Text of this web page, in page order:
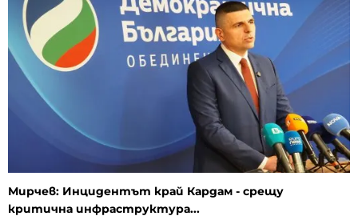
Мирчев: Инцидентът край Кардам - срещу
критична инфраструктура...